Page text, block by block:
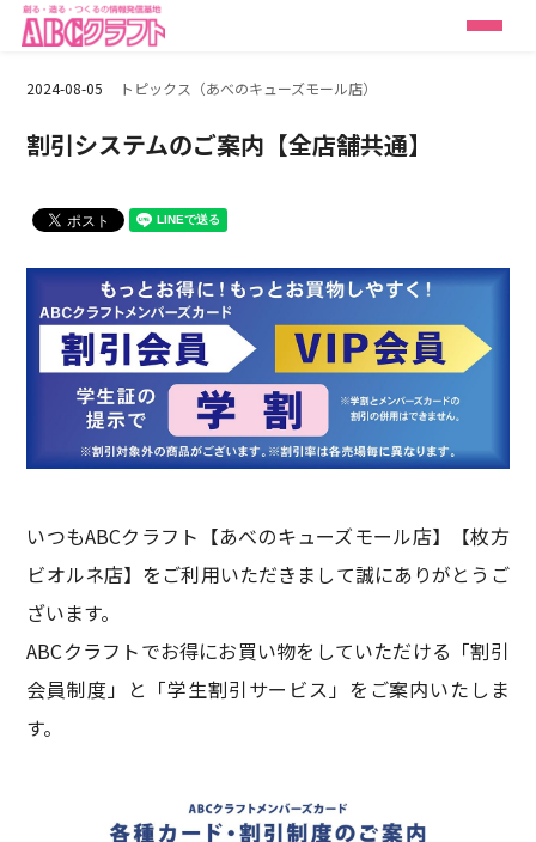
2024-08-05 トピックス（あべのキューズモール店）
割引システムのご案内【全店舗共通】
いつもABCクラフト【あべのキューズモール店】【枚方
ビオルネ店】をご利用いただきまして誠にありがとうご
ざいます。
ABCクラフトでお得にお買い物をしていただける「割引
会員制度」と「学生割引サービス」をご案内いたしま
す。